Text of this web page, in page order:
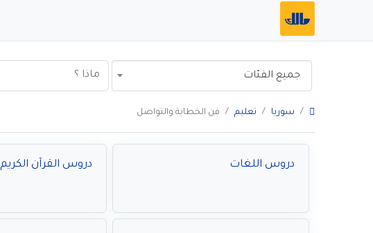
جميع الفئات
سوريا تعليم فن الخطابة والتواصل
دروس اللغات دروس القرآن الكريم